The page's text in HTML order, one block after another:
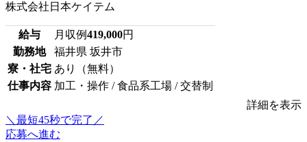
株式会社日本ケイテム
給与 月収例419,000円
勤務地
福井県 坂井市
寮・社宅 あり（無料）
仕事内容 加工・操作 / 食品系工場 / 交替制
詳細を表示
＼最短45秒で完了／
応募へ進む